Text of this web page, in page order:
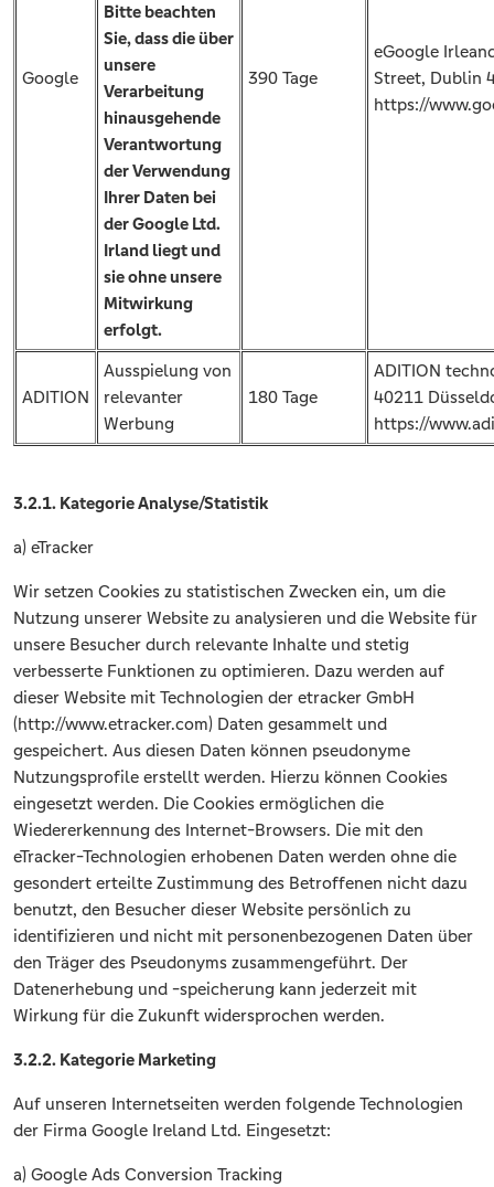
Google
Bitte beachten
Sie, dass die über
unsere
Verarbeitung
hinausgehende
Verantwortung
der Verwendung
Ihrer Daten bei
der Google Ltd.
Irland liegt und
sie ohne unsere
Mitwirkung
erfolgt.
390 Tage
eGoogle
Street, Dublin
https://
ADITION
Ausspielung von
relevanter
Werbung
180 Tage
ADITION
40211
https://
3.2.1. Kategorie Analyse/Statistik
a) eTracker
Wir setzen Cookies zu statistischen Zwecken ein, um die
Nutzung unserer Website zu analysieren und die Website für
unsere Besucher durch relevante Inhalte und stetig
verbesserte Funktionen zu optimieren. Dazu werden auf
dieser Website mit Technologien der etracker GmbH
(http://www.etracker.com) Daten gesammelt und
gespeichert. Aus diesen Daten können pseudonyme
Nutzungsprofile erstellt werden. Hierzu können Cookies
eingesetzt werden. Die Cookies ermöglichen die
Wiedererkennung des Internet-Browsers. Die mit den
eTracker-Technologien erhobenen Daten werden ohne die
gesondert erteilte Zustimmung des Betroffenen nicht dazu
benutzt, den Besucher dieser Website persönlich zu
identifizieren und nicht mit personenbezogenen Daten über
den Träger des Pseudonyms zusammengeführt. Der
Datenerhebung und -speicherung kann jederzeit mit
Wirkung für die Zukunft widersprochen werden.
3.2.2. Kategorie Marketing
Auf unseren Internetseiten werden folgende Technologien
der Firma Google Ireland Ltd. Eingesetzt:
a) Google Ads Conversion Tracking